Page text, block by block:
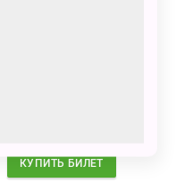
КУПИТЬ БИЛЕТ